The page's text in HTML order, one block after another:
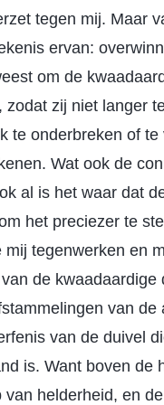
tegen mij. Maar
ervan:
om de
zij niet langer
te onderbreken of
Wat ook de
al is het waar dat
het preciezer te
tegenwerken en
de kwaadaardige
van de
van de duivel
is. Want boven de
helderheid, en